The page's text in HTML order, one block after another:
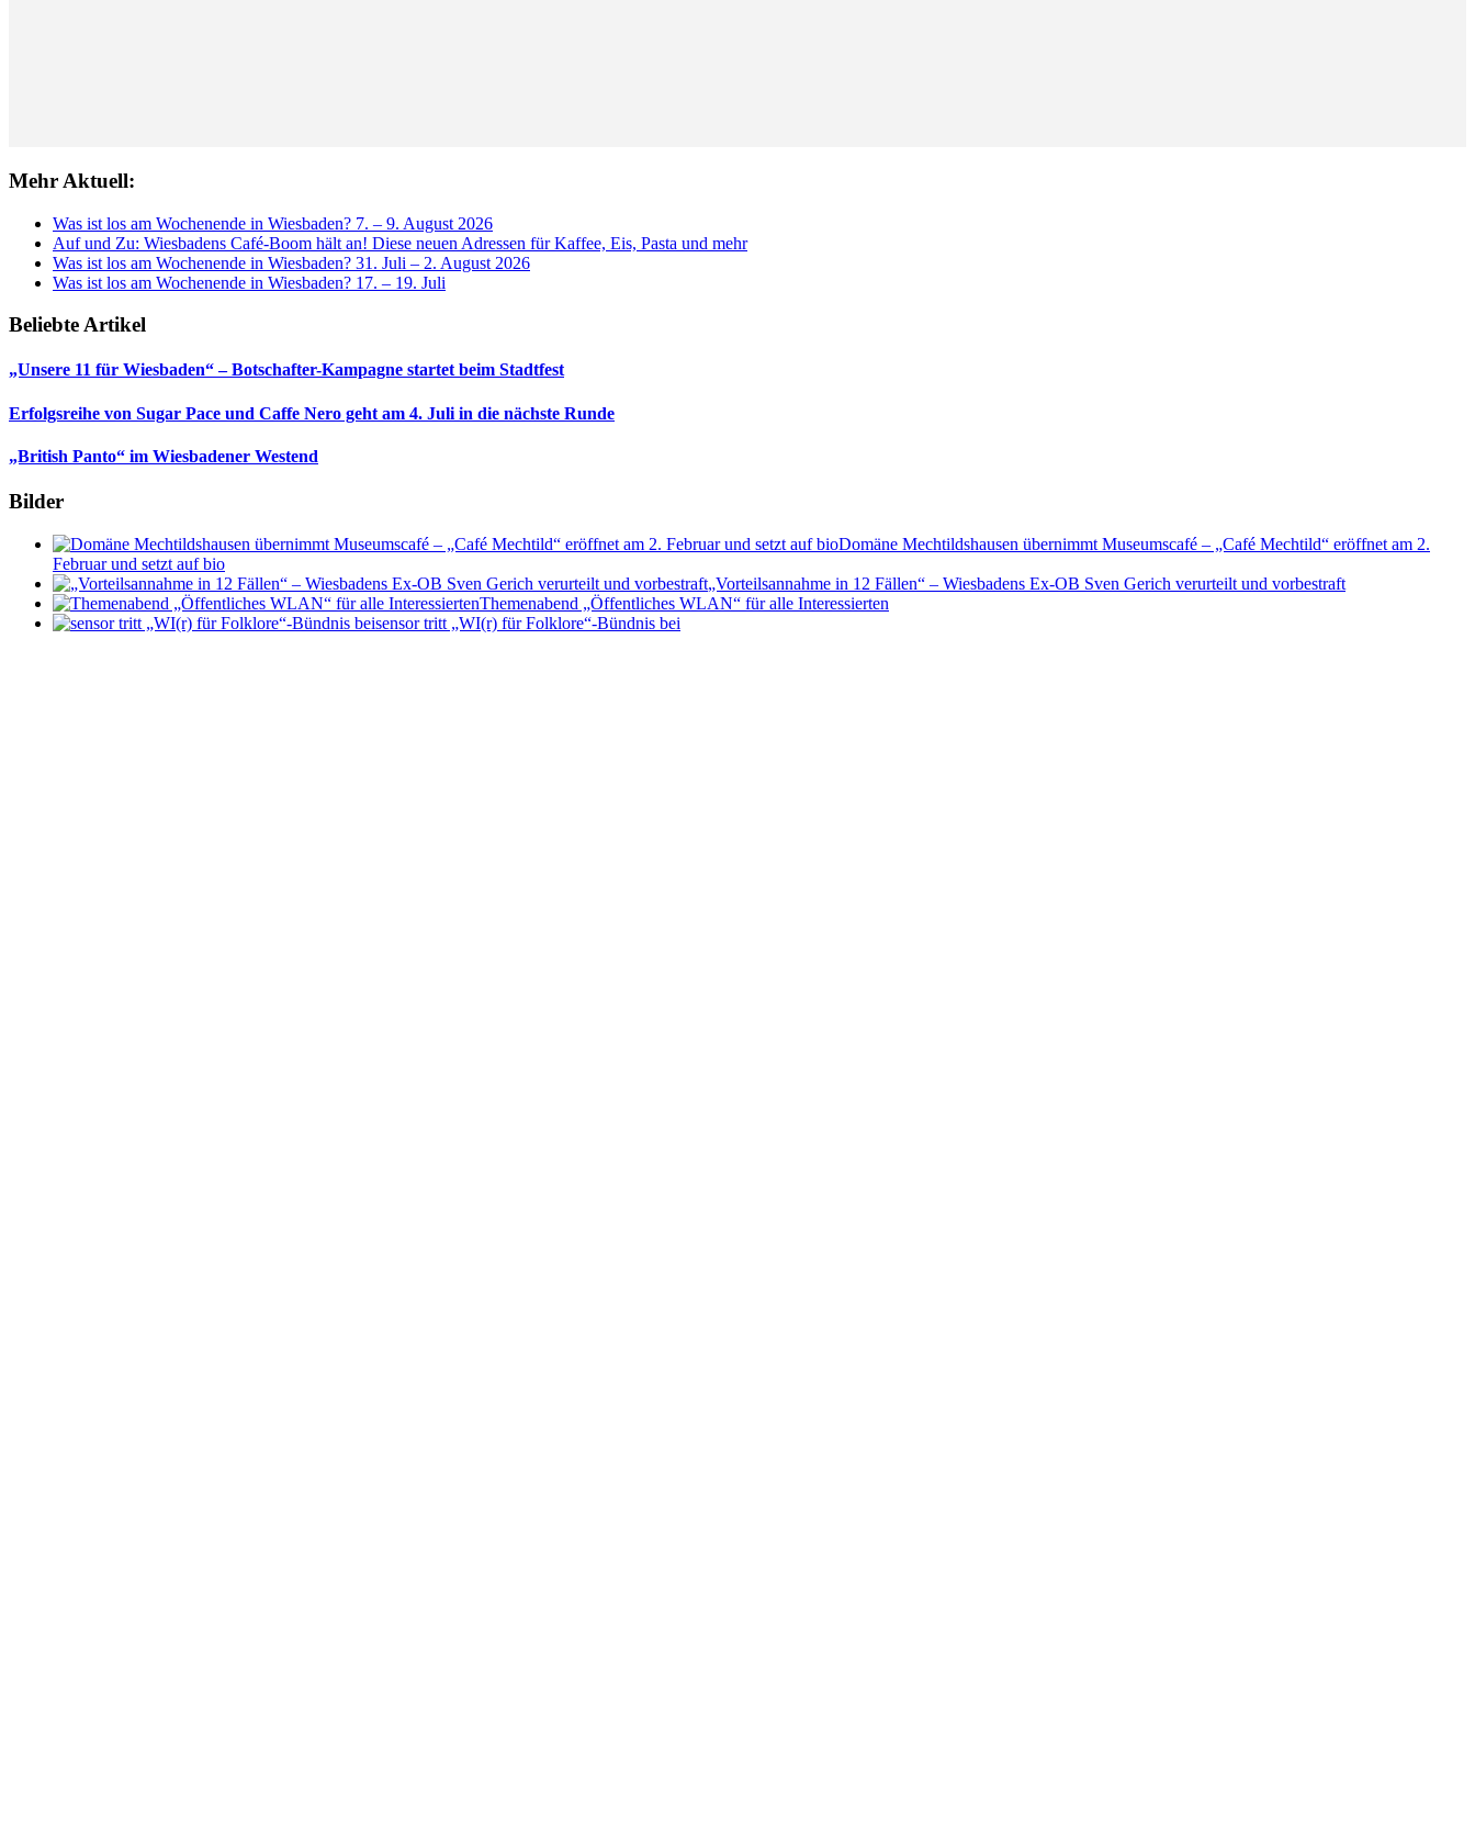
Mehr Aktuell:
Was ist los am Wochenende in Wiesbaden? 7. – 9. August 2026
Auf und Zu: Wiesbadens Café-Boom hält an! Diese neuen Adressen für Kaffee, Eis, Pasta und mehr
Was ist los am Wochenende in Wiesbaden? 31. Juli – 2. August 2026
Was ist los am Wochenende in Wiesbaden? 17. – 19. Juli
Beliebte Artikel
„Unsere 11 für Wiesbaden“ – Botschafter-Kampagne startet beim Stadtfest
Erfolgsreihe von Sugar Pace und Caffe Nero geht am 4. Juli in die nächste Runde
„British Panto“ im Wiesbadener Westend
Bilder
Domäne Mechtildshausen übernimmt Museumscafé – „Café Mechtild“ eröffnet am 2.
Februar und setzt auf bio
„Vorteilsannahme in 12 Fällen“ – Wiesbadens Ex-OB Sven Gerich verurteilt und vorbestraft
Themenabend „Öffentliches WLAN“ für alle Interessierten
sensor tritt „WI(r) für Folklore“-Bündnis bei